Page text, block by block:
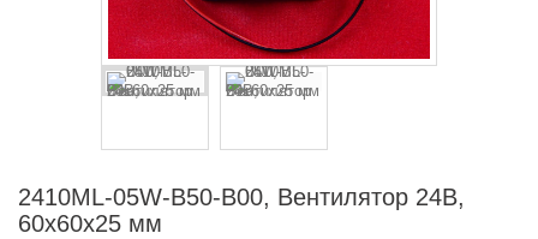
2410ML-05W-B50-B00, Вентилятор 24В,
60х60х25 мм